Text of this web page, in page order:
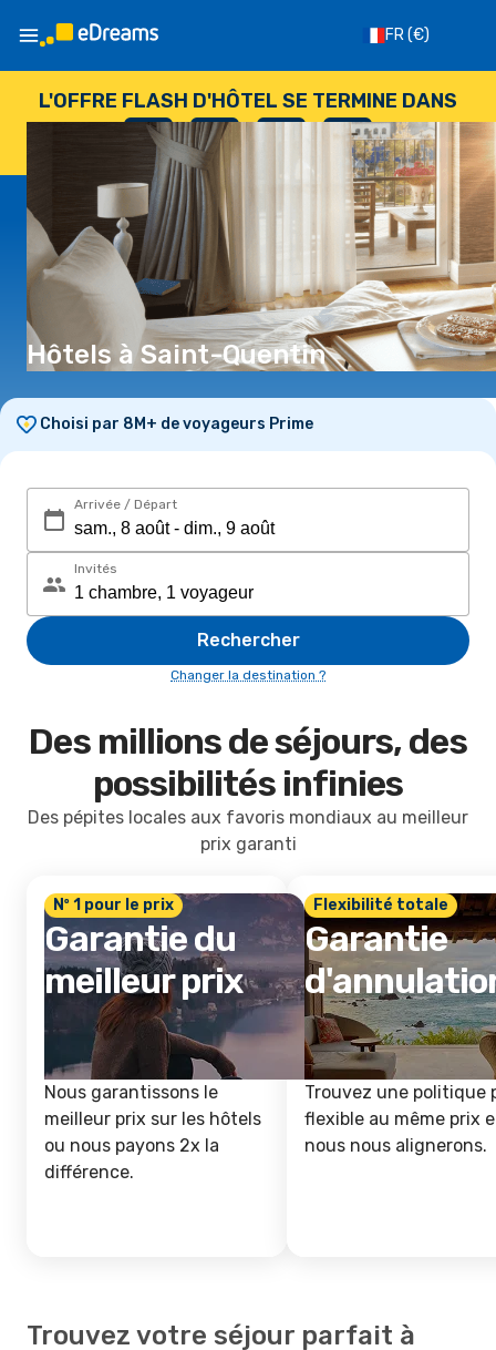
FR(€)
L'OFFRE FLASH D'HÔTEL SE TERMINE DANS
--
JOURS
: --
HEURES
: --
SECONDES
Hôtels à Saint-Quentin
Choisi par 8M+ de voyageurs Prime
Arrivée / Départ
Invités
Rechercher
Changer la destination ?
Des millions de séjours, des
possibilités infinies
Des pépites locales aux favoris mondiaux au meilleur
prix garanti
Nº 1 pour le prix
Garantie du
meilleur prix
Nous garantissons le
meilleur prix sur les hôtels
ou nous payons 2x la
différence.
Flexibilité totale
Garantie
Trouvez une politique
flexible au même prix
nous nous alignerons.
Trouvez votre séjour parfait à